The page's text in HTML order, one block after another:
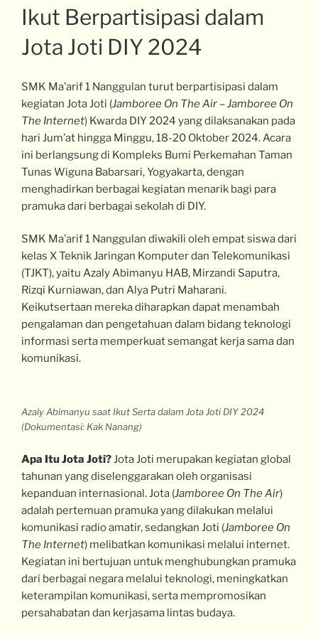
Ikut Berpartisipasi dalam
Jota Joti DIY 2024
SMK Ma’arif 1 Nanggulan turut berpartisipasi dalam
kegiatan Jota Joti (Jamboree On The Air – Jamboree On
The Internet) Kwarda DIY 2024 yang dilaksanakan pada
hari Jum’at hingga Minggu, 18-20 Oktober 2024. Acara
ini berlangsung di Kompleks Bumi Perkemahan Taman
Tunas Wiguna Babarsari, Yogyakarta, dengan
menghadirkan berbagai kegiatan menarik bagi para
pramuka dari berbagai sekolah di DIY.
SMK Ma’arif 1 Nanggulan diwakili oleh empat siswa dari
kelas X Teknik Jaringan Komputer dan Telekomunikasi
(TJKT), yaitu Azaly Abimanyu HAB, Mirzandi Saputra,
Rizqi Kurniawan, dan Alya Putri Maharani.
Keikutsertaan mereka diharapkan dapat menambah
pengalaman dan pengetahuan dalam bidang teknologi
informasi serta memperkuat semangat kerja sama dan
komunikasi.
Azaly Abimanyu saat Ikut Serta dalam Jota Joti DIY 2024
(Dokumentasi: Kak Nanang)
Apa Itu Jota Joti?Jota Joti merupakan kegiatan global
tahunan yang diselenggarakan oleh organisasi
kepanduan internasional. Jota (Jamboree On The Air)
adalah pertemuan pramuka yang dilakukan melalui
komunikasi radio amatir, sedangkan Joti (Jamboree On
The Internet) melibatkan komunikasi melalui internet.
Kegiatan ini bertujuan untuk menghubungkan pramuka
dari berbagai negara melalui teknologi, meningkatkan
keterampilan komunikasi, serta mempromosikan
persahabatan dan kerjasama lintas budaya.